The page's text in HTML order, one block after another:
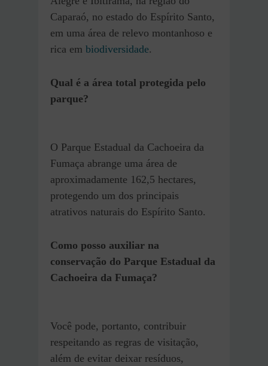
Caparaó, no estado do Espírito Santo,
em uma área de relevo montanhoso e
rica em biodiversidade.
Qual é a área total protegida pelo
parque?
O Parque Estadual da Cachoeira da
Fumaça abrange uma área de
aproximadamente 162,5 hectares,
protegendo um dos principais
atrativos naturais do Espírito Santo.
Como posso auxiliar na
conservação do Parque Estadual da
Cachoeira da Fumaça?
Você pode, portanto, contribuir
respeitando as regras de visitação,
além de evitar deixar resíduos,